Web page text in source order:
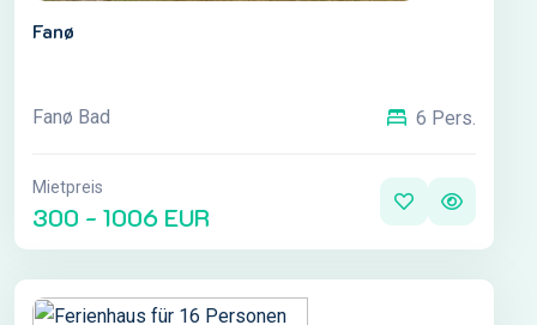
Fanø
Fanø Bad 6 Pers.
Mietpreis
300 - 1006 EUR